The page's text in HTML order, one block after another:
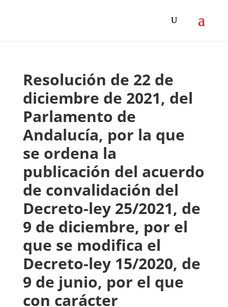
Resolución de 22 de
diciembre de 2021, del
Parlamento de
Andalucía, por la que
se ordena la
publicación del acuerdo
de convalidación del
Decreto-ley 25/2021, de
9 de diciembre, por el
que se modifica el
Decreto-ley 15/2020, de
9 de junio, por el que
con carácter